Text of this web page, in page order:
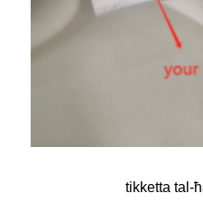
tikketta tal-